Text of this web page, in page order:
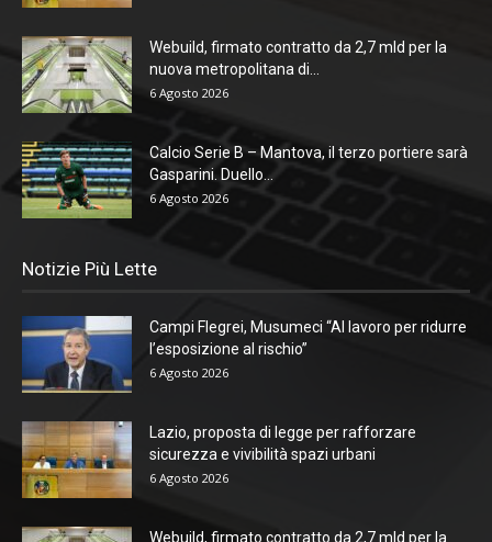
Webuild, firmato contratto da 2,7 mld per la
nuova metropolitana di...
6 Agosto 2026
Calcio Serie B – Mantova, il terzo portiere sarà
Gasparini. Duello...
6 Agosto 2026
Notizie Più Lette
Campi Flegrei, Musumeci “Al lavoro per ridurre
l’esposizione al rischio”
6 Agosto 2026
Lazio, proposta di legge per rafforzare
sicurezza e vivibilità spazi urbani
6 Agosto 2026
Webuild, firmato contratto da 2,7 mld per la